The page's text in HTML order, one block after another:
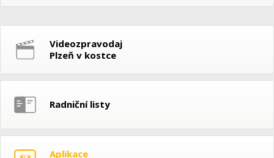
Videozpravodaj
Plzeň v kostce
Radniční listy
Aplikace